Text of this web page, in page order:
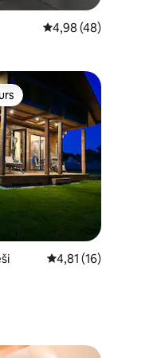
Note moyenne de
4,98 (48)
Note moyenne de
4,81 (16)